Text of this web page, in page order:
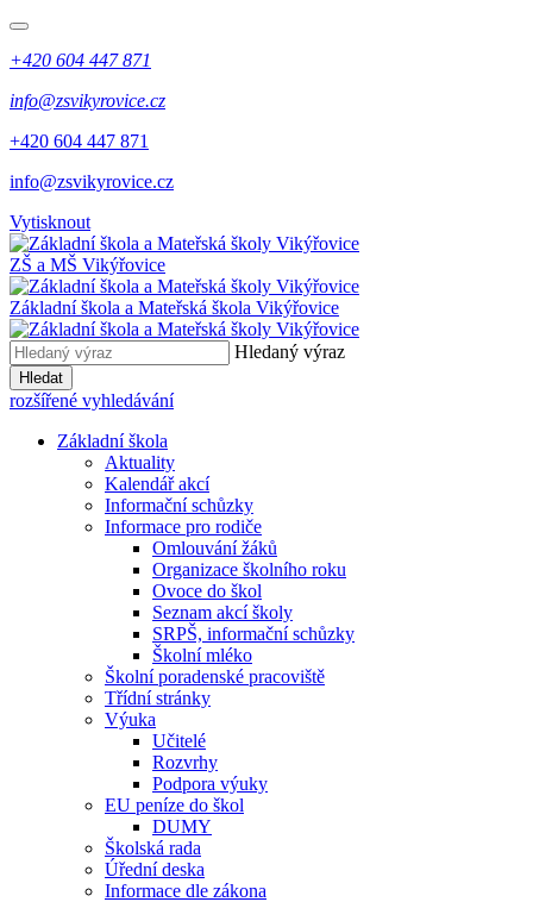
+420 604 447 871
info@zsvikyrovice.cz
+420 604 447 871
info@zsvikyrovice.cz
Vytisknout
ZŠ a MŠ Vikýřovice
Základní škola a Mateřská škola Vikýřovice
Hledaný výraz
Hledat
rozšířené vyhledávání
Základní škola
Aktuality
Kalendář akcí
Informační schůzky
Informace pro rodiče
Omlouvání žáků
Organizace školního roku
Ovoce do škol
Seznam akcí školy
SRPŠ, informační schůzky
Školní mléko
Školní poradenské pracoviště
Třídní stránky
Výuka
Učitelé
Rozvrhy
Podpora výuky
EU peníze do škol
DUMY
Školská rada
Úřední deska
Informace dle zákona